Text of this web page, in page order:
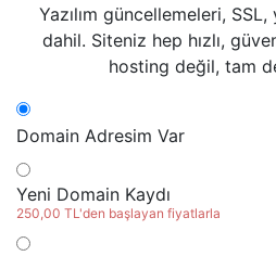
Yazılım güncellemeleri,
dahil. Siteniz hep hızlı,
hosting değil, tam
Domain Adresim Var
Yeni Domain Kaydı
250,00 TL'den başlayan fiyatlarla